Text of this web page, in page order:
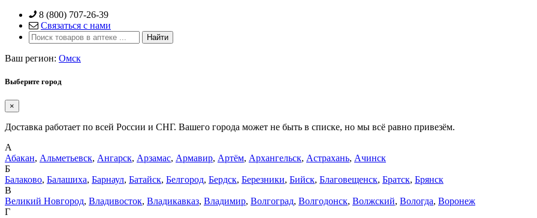
Skip
content
8 (800) 707-26-39
Связаться с нами
Ваш регион: Омск
Выберите город
×
Доставка работает по всей России и СНГ. Вашего города может не быть в списке, но мы всё равно привезём.
А
Абакан, Альметьевск, Ангарск, Арзамас, Армавир, Артём, Архангельск, Астрахань, Ачинск
Б
Балаково, Балашиха, Барнаул, Батайск, Белгород, Бердск, Березники, Бийск, Благовещенск, Братск, Брянск
В
Великий Новгород, Владивосток, Владикавказ, Владимир, Волгоград, Волгодонск, Волжский, Вологда, Воронеж
Г